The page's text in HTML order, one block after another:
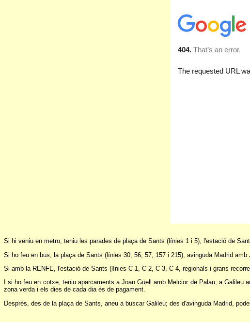
Si hi veniu en metro, teniu les parades de plaça de Sants (línies 1 i 5), l'estació de
Si ho feu en bus, la plaça de Sants (línies 30, 56, 57, 157 i 215), avinguda Madrid
Si amb la RENFE, l'estació de Sants (línies C-1, C-2, C-3, C-4, regionals i grans
I si ho feu en cotxe, teniu aparcaments a Joan Güell amb Melcior de Palau, a
zona verda i els dies de cada dia és de pagament.
Després, des de la plaça de Sants, aneu a buscar Galileu; des d'avinguda Madrid,